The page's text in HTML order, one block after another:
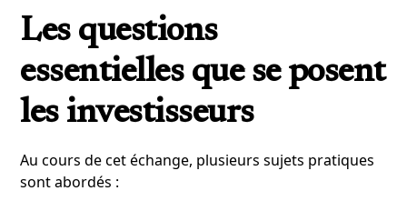
Les questions
essentielles que se posent
les investisseurs
Au cours de cet échange, plusieurs sujets pratiques
sont abordés :